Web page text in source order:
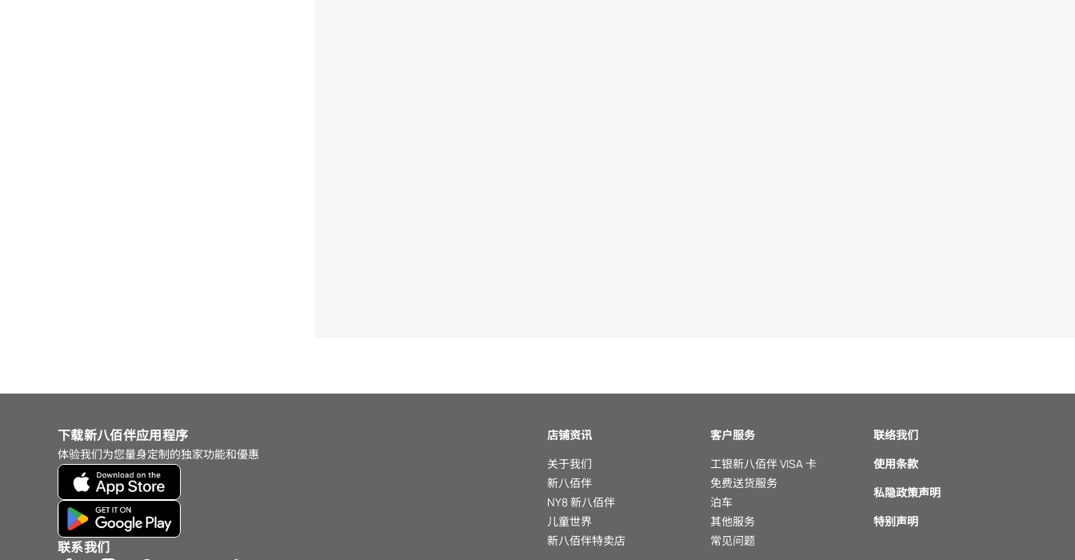
下载新八佰伴应用程序
体验我们为您量身定制的独家功能和優惠
联系我们
店铺资讯
关于我们
新八佰伴
NY8 新八佰伴
儿童世界
新八佰伴特卖店
客户服务
工银新八佰伴 VISA 卡
免费送货服务
泊车
其他服务
常见问题
联络我们
使用条款
私隐政策声明
特别声明